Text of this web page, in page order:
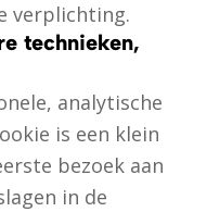
verplichting.
technieken,
analytische
is een klein
bezoek aan
in de